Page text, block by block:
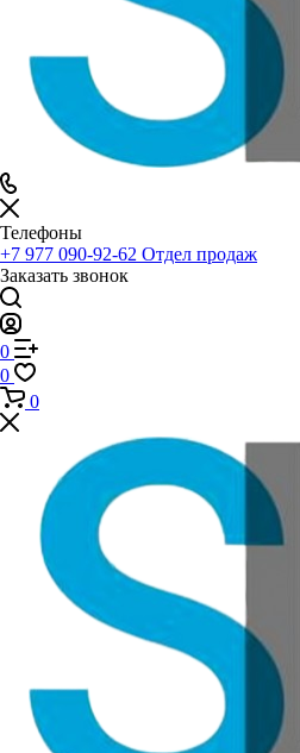
Телефоны
+7 977 090-92-62 Отдел продаж
Заказать звонок
0
0
0